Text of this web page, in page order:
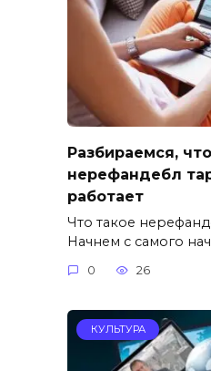
Разбираемся,
нерефандебл
работает
Что такое
Начнем с самого
0 26
КУЛЬТУРА